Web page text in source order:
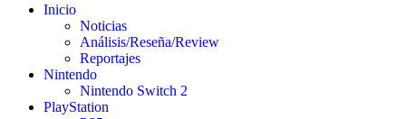
Inicio
Noticias
Análisis/Reseña/Review
Reportajes
Nintendo
Nintendo Switch 2
PlayStation